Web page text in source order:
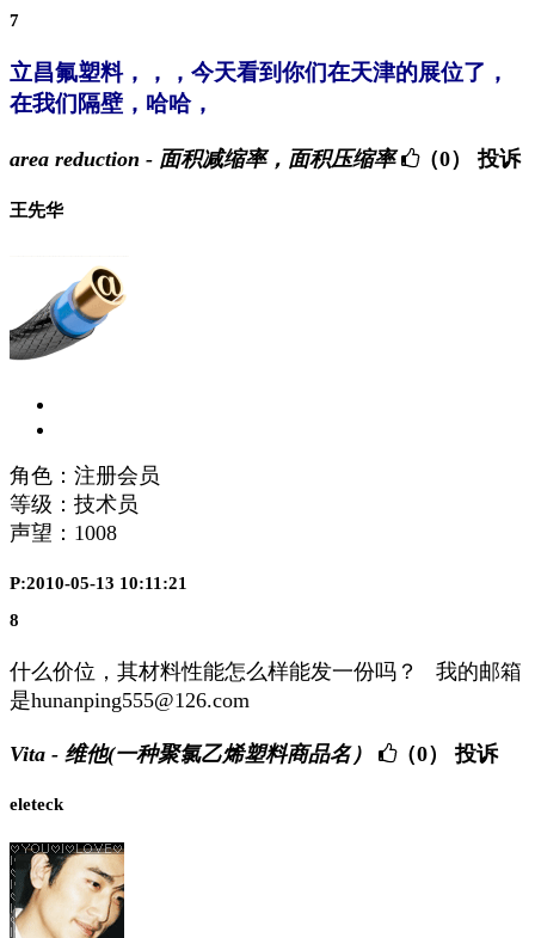
7
立昌氟塑料，，，今天看到你们在天津的展位了，
在我们隔壁，哈哈，
area reduction - 面积减缩率，面积压缩率 （0） 投诉
王先华
角色：注册会员
等级：技术员
声望： 1008
P:2010-05-13 10:11:21
8
什么价位，其材料性能怎么样能发一份吗？ 我的邮箱
是hunanping555@126.com
Vita - 维他(一种聚氯乙烯塑料商品名） （0） 投诉
eleteck